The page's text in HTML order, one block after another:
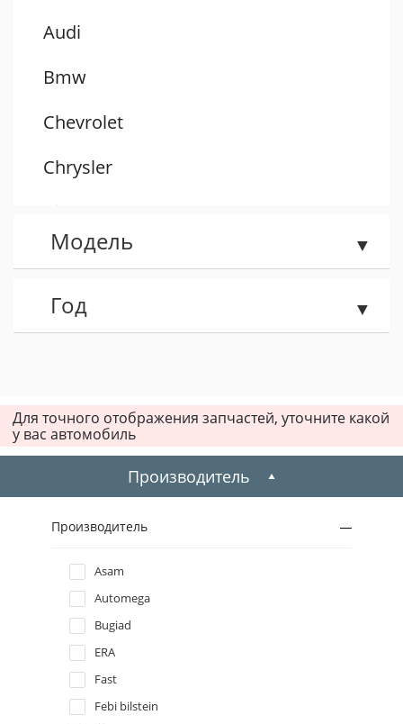
Audi
Bmw
Chevrolet
Chrysler
Dacia
Daewoo
Ford
Hummer
Hyundai
Infiniti
Isuzu
Iveco
Модель
Год
Для точного отображения запчастей, уточните какой
у вас автомобиль
Производитель
Производитель
Asam
Automega
Bugiad
ERA
Fast
Febi bilstein